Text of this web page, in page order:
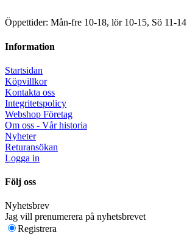
Öppettider: Mån-fre 10-18, lör 10-15, Sö 11-14
Information
Startsidan
Köpvillkor
Kontakta oss
Integritetspolicy
Webshop Företag
Om oss - Vår historia
Nyheter
Returansökan
Logga in
Följ oss
Nyhetsbrev
Jag vill prenumerera på nyhetsbrevet
Registrera